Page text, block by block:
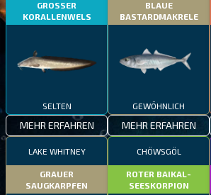
GROSSER
KORALLENWELS
SELTEN
MEHR ERFAHREN
BLAUE
BASTARDMAKRELE
GEWÖHNLICH
MEHR ERFAHREN
LAKE WHITNEY
GRAUER
SAUGKARPFEN
CHÖWSGÖL
ROTER BAIKAL-
SEESKORPION